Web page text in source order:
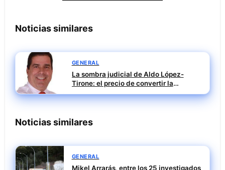
Noticias similares
GENERAL
La sombra judicial de Aldo López-
Tirone: el precio de convertir la
comunicación en arma
Noticias similares
GENERAL
Mikel Arrarás, entre los 25 investigados